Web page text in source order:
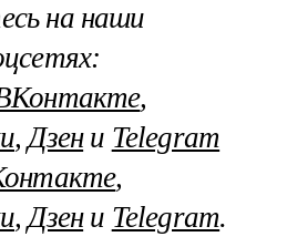
на наши
,
,Дзени Telegram
,
,Дзени Telegram.